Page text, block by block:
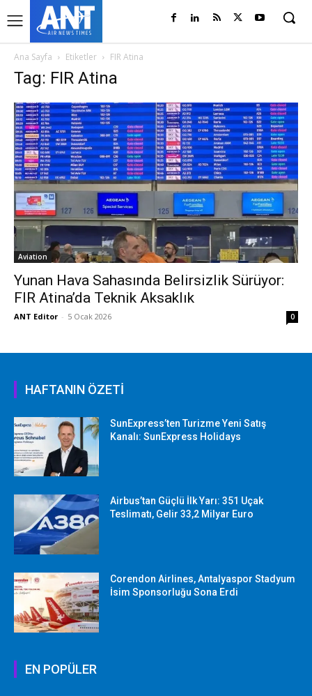
Ana Sayfa Etiketler FIR Atina
Tag: FIR Atina
Aviation
Yunan Hava Sahasında Belirsizlik Sürüyor:
FIR Atina’da Teknik Aksaklık
ANT Editor - 5 Ocak 2026 0
HAFTANIN ÖZETİ
SunExpress’ten Turizme Yeni Satış
Kanalı: SunExpress Holidays
Airbus’tan Güçlü İlk Yarı: 351 Uçak
Teslimatı, Gelir 33,2 Milyar Euro
Corendon Airlines, Antalyaspor Stadyum
İsim Sponsorluğu Sona Erdi
EN POPÜLER